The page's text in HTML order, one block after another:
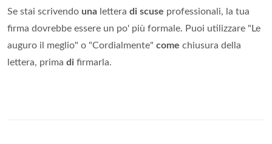
Se stai scrivendo una lettera di scuse professionali, la tua
firma dovrebbe essere un po' più formale. Puoi utilizzare "Le
auguro il meglio" o "Cordialmente" come chiusura della
lettera, prima di firmarla.